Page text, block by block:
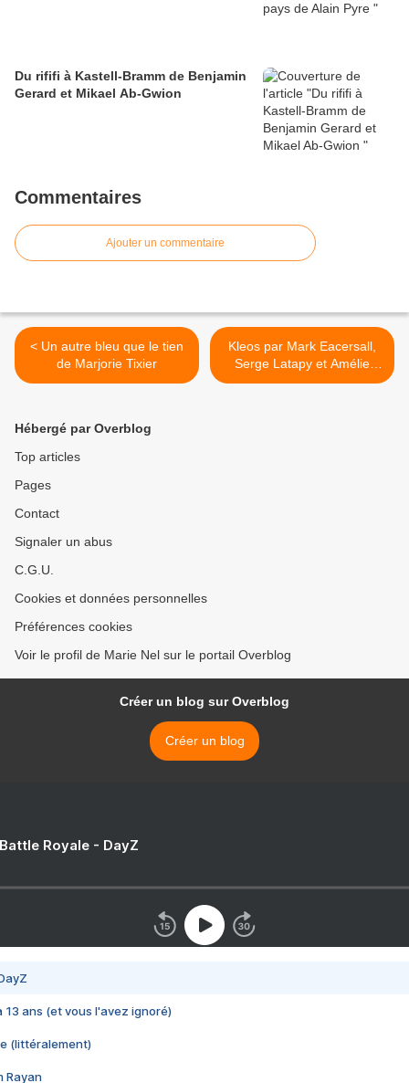
Du rififi à Kastell-Bramm de Benjamin
Gerard et Mikael Ab-Gwion
Commentaires
Ajouter un commentaire
< Un autre bleu que le tien
de Marjorie Tixier
Kleos par Mark Eacersall,
Serge Latapy et Amélie
Causse >
Hébergé par Overblog
Top articles
Pages
Contact
Signaler un abus
C.G.U.
Cookies et données personnelles
Préférences cookies
Voir le profil de Marie Nel sur le portail Overblog
Créer un blog sur Overblog
Créer un blog
Royale - DayZ
13 ans (et vous l'avez ignoré)
(littéralement)
Rayan